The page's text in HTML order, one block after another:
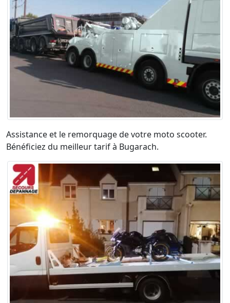
Assistance et le remorquage de votre moto scooter.
Bénéficiez du meilleur tarif à Bugarach.